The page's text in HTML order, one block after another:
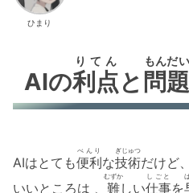
ひまり
AIの利点
りてん
と 問
もんだ
AIはとても便利
べんり
な技術
ぎじゅつ
だけど、
いいところは 、 難
むずか
しい仕事
しごと
を